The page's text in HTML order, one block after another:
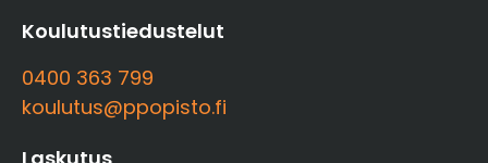
Koulutustiedustelut
0400 363 799
koulutus@ppopisto.fi
Laskutus